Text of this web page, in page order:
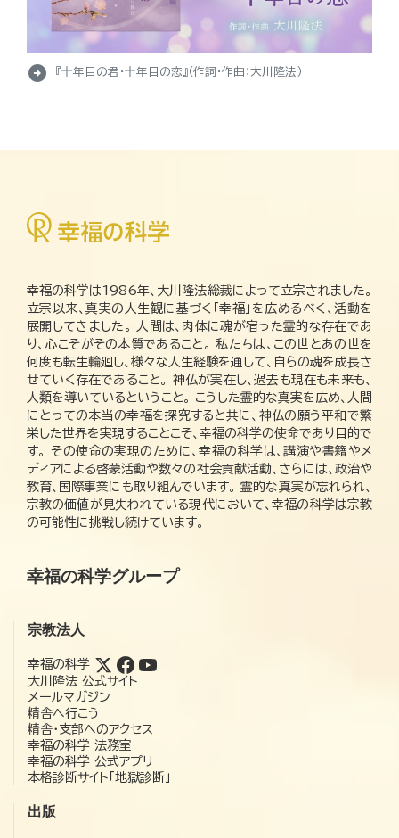
arrow_circle_right 『十年目の君・十年目の恋』（作詞・作曲：大川隆法）
幸福の科学は1986年、大川隆法総裁によって立宗されました。
立宗以来、真実の人生観に基づく「幸福」を広めるべく、活動を
展開してきました。 人間は、肉体に魂が宿った霊的な存在であ
り、心こそがその本質であること。 私たちは、この世とあの世を
何度も転生輪廻し、様々な人生経験を通して、自らの魂を成長さ
せていく存在であること。 神仏が実在し、過去も現在も未来も、
人類を導いているということ。 こうした霊的な真実を広め、人間
にとっての本当の幸福を探究すると共に、神仏の願う平和で繁
栄した世界を実現することこそ、幸福の科学の使命であり目的で
す。 その使命の実現のために、幸福の科学は、講演や書籍やメ
ディアによる啓蒙活動や数々の社会貢献活動、さらには、政治や
教育、国際事業にも取り組んでいます。 霊的な真実が忘れられ、
宗教の価値が見失われている現代において、幸福の科学は宗教
の可能性に挑戦し続けています。
幸福の科学グループ
宗教法人
幸福の科学
大川隆法 公式サイト
メールマガジン
精舎へ行こう
精舎・支部へのアクセス
幸福の科学 法務室
幸福の科学 公式アプリ
本格診断サイト「地獄診断」
出版